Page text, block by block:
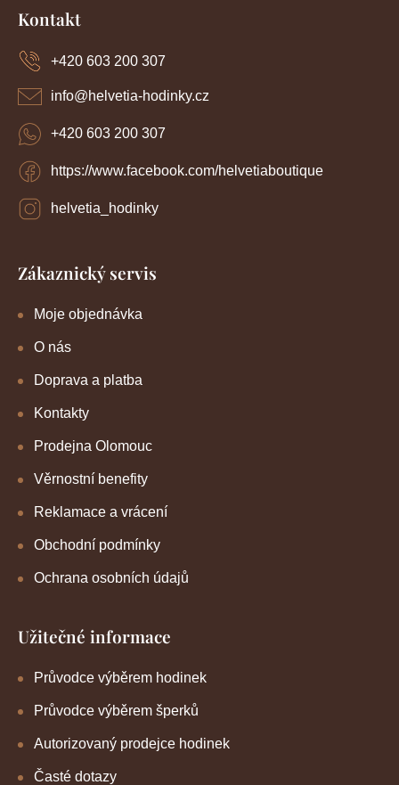
Kontakt
info@helvetia-hodinky.cz
+420 603 200 307
https://www.facebook.com/helvetiaboutique
helvetia_hodinky
+420 603 200 307
Zákaznický servis
Moje objednávka
O nás
Doprava a platba
Kontakty
Prodejna Olomouc
Věrnostní benefity
Reklamace a vrácení
Obchodní podmínky
Ochrana osobních údajů
Užitečné informace
Průvodce výběrem hodinek
Průvodce výběrem šperků
Autorizovaný prodejce hodinek
Časté dotazy